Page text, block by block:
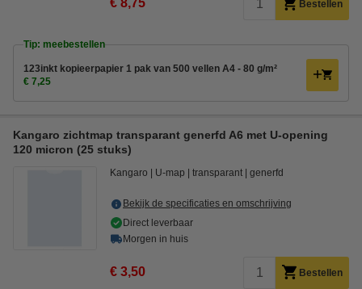
€ 8,75 Bestellen
Tip: meebestellen
123inkt kopieerpapier 1 pak van 500 vellen A4 - 80 g/m²
€ 7,25
Kangaro zichtmap transparant generfd A6 met U-opening
120 micron (25 stuks)
Kangaro U-map transparant generfd
Bekijk de specificaties en omschrijving
Direct leverbaar
Morgen in huis
€ 3,50 Bestellen